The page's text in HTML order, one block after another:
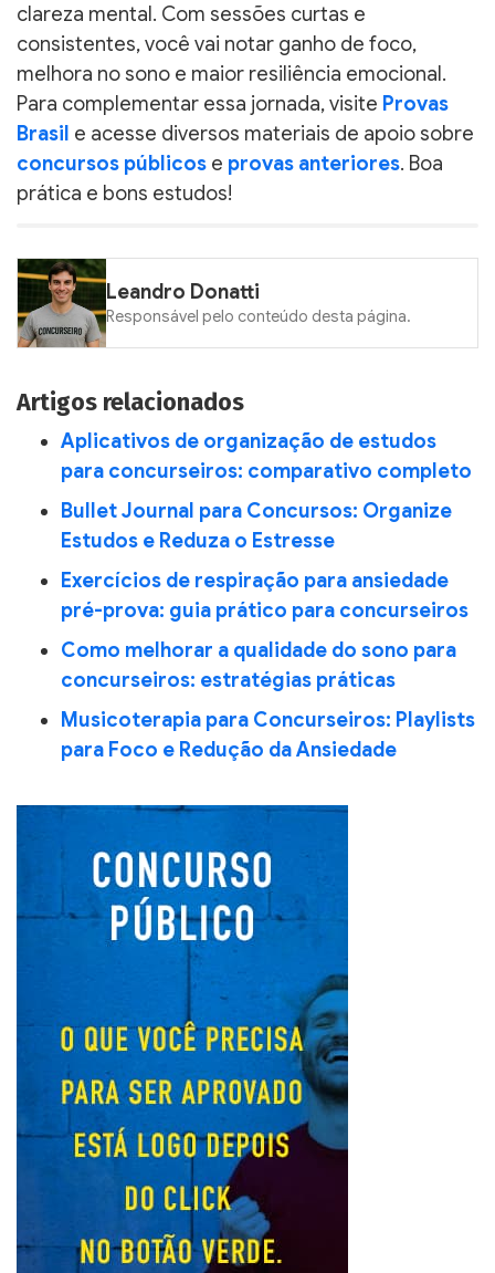
clareza mental. Com sessões curtas e
consistentes, você vai notar ganho de foco,
melhora no sono e maior resiliência emocional.
Para complementar essa jornada, visite Provas
Brasil e acesse diversos materiais de apoio sobre
concursos públicos e provas anteriores. Boa
prática e bons estudos!
Leandro Donatti
Responsável pelo conteúdo desta página.
Artigos relacionados
Aplicativos de organização de estudos
para concurseiros: comparativo completo
Bullet Journal para Concursos: Organize
Estudos e Reduza o Estresse
Exercícios de respiração para ansiedade
pré-prova: guia prático para concurseiros
Como melhorar a qualidade do sono para
concurseiros: estratégias práticas
Musicoterapia para Concurseiros: Playlists
para Foco e Redução da Ansiedade